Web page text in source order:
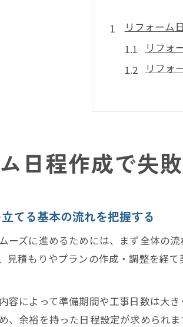
リフォーム
リフォ
リフォ
リフ
工事期
住みなが
リフォ
仮住ま
マンシ
間取り
リフォ
住まい
日程作成で失
てる基本の流れを把握する
ーズに進めるためには、まず全体の
見積もりやプランの作成・調整を経
容によって準備期間や工事日数は大
、余裕を持った日程設定が求められ